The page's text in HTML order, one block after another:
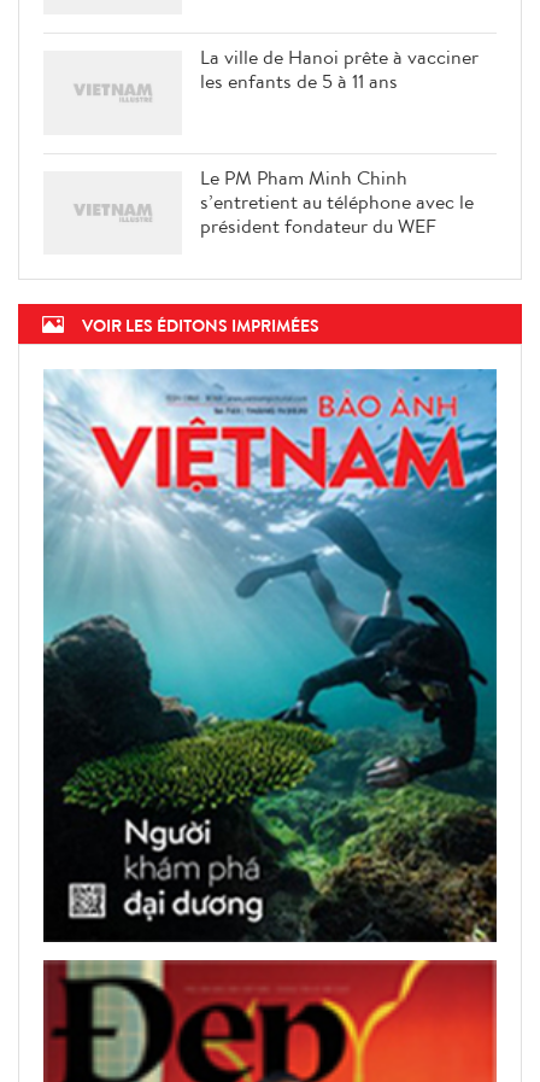
La ville de Hanoi prête à vacciner
les enfants de 5 à 11 ans
Le PM Pham Minh Chinh
s’entretient au téléphone avec le
président fondateur du WEF
VOIR LES ÉDITONS IMPRIMÉES